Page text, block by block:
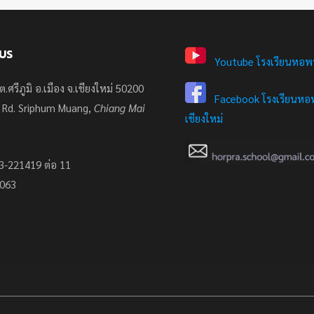
.ศรีภูมิ อ.เมือง จ.เชียงใหม่ 50200
Sriphum Muang,Chiang Mai
221419 ต่อ 11
Youtube โรงเรียนหอพ
Facebook โรงเรียนห
เชียงใหม่